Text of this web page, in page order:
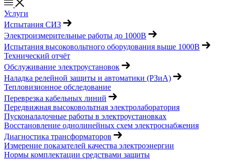
Услуги
Испытания СИЗ
Электроизмерительные работы до 1000В
Испытания высоковольтного оборудования выше 1000В
Технический отчёт
Обслуживание электроустановок
Наладка релейной защиты и автоматики (РЗиА)
Тепловизионное обследование
Переврезка кабельных линий
Передвижная высоковольтная электролаборатория
Пусконаладочные работы в электроустановках
Восстановление однолинейных схем электроснабжения
Диагностика трансформаторов
Измерение показателей качества электроэнергии
Нормы комплектации средствами защиты